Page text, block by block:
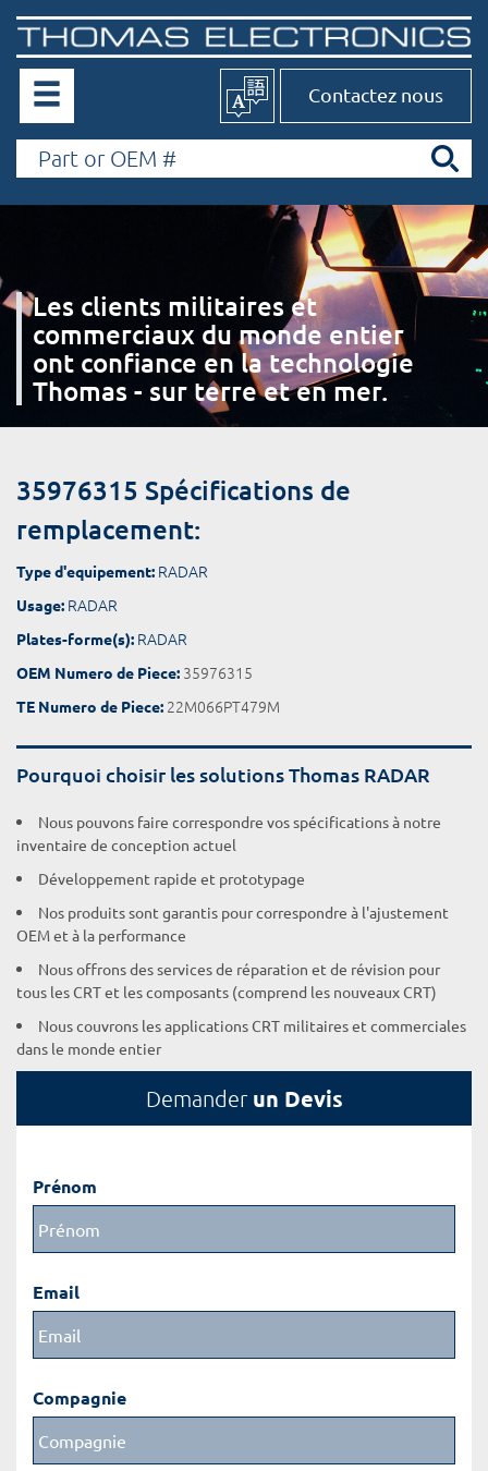
Contactez nous
Les clients militaires et
commerciaux du monde entier
ont confiance en la technologie
Thomas - sur terre et en mer.
35976315 Spécifications de
remplacement:
Type d'equipement: RADAR
Usage: RADAR
Plates-forme(s): RADAR
OEM Numero de Piece: 35976315
TE Numero de Piece: 22M066PT479M
Pourquoi choisir les solutions Thomas RADAR
Nous pouvons faire correspondre vos spécifications à notre
inventaire de conception actuel
Développement rapide et prototypage
Nos produits sont garantis pour correspondre à l'ajustement
OEM et à la performance
Nous offrons des services de réparation et de révision pour
tous les CRT et les composants (comprend les nouveaux CRT)
Nous couvrons les applications CRT militaires et commerciales
dans le monde entier
Demander un Devis
Prénom
Email
Compagnie